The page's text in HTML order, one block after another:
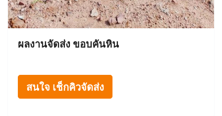
ผลงานจัดส่ง ขอบคันหิน
สนใจ เช็กคิวจัดส่ง